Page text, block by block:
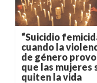
“Suicidio
cuando la
de género
que las mujeres
quiten la vida